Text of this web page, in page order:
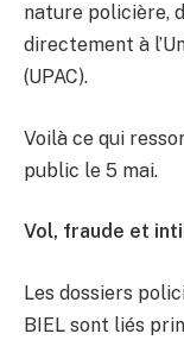
nature policière,
directement à
(UPAC).
Voilà ce qui
public le 5 mai.
Vol, fraude et
Les dossiers
BIEL sont liés